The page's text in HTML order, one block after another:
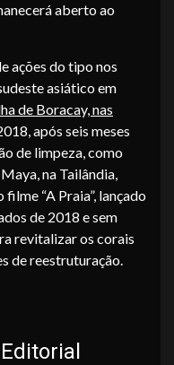
aberto ao
ações do tipo nos
asiático em
de Boracay, nas
após seis meses
de limpeza, como
na Tailândia,
“A Praia”, lançado
de 2018 e sem
revitalizar os corais
de reestruturação.
Editorial